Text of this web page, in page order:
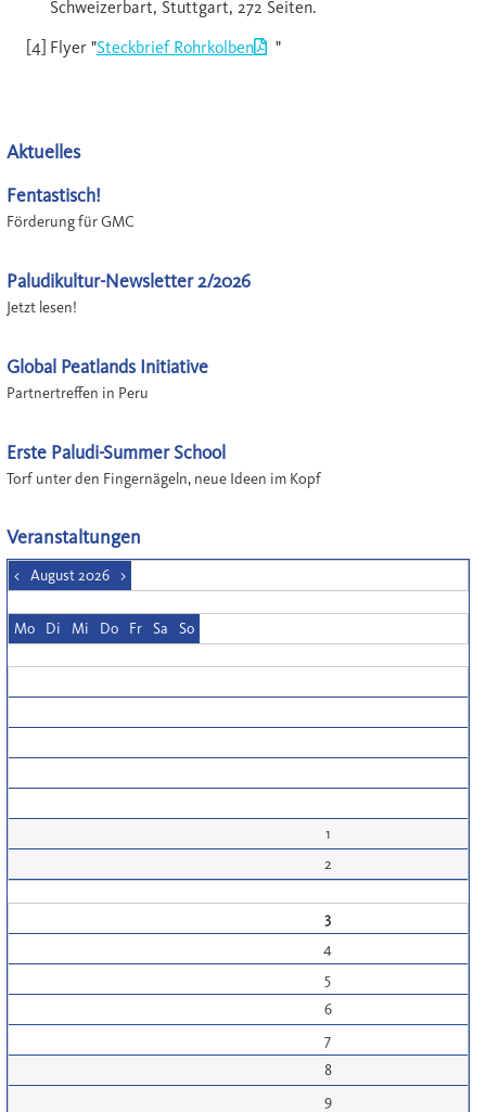
Schweizerbart, Stuttgart, 272 Seiten.
Flyer "Steckbrief Rohrkolben "
Aktuelles
Fentastisch!
Förderung für GMC
Paludikultur-Newsletter 2/2026
Jetzt lesen!
Global Peatlands Initiative
Partnertreffen in Peru
Erste Paludi-Summer School
Torf unter den Fingernägeln, neue Ideen im Kopf
Veranstaltungen
< August 2026 >
Mo Di Mi Do Fr Sa So
1
2
3
4
5
6
7
8
9